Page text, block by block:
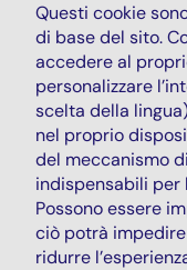
Questi cookie
di base del sito.
accedere al
personalizzare
scelta della
nel proprio
del meccanismo
indispensabili per
Possono essere
ciò potrà
ridurre